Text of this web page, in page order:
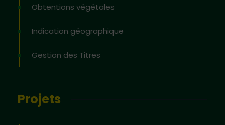
Obtentions végétales
Indication géographique
Gestion des Titres
Projets